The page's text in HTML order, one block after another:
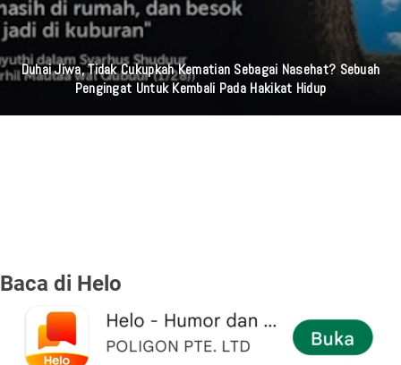
Duhai Jiwa, Tidak Cukupkah Kematian Sebagai Nasehat? Sebuah
Pengingat Untuk Kembali Pada Hakikat Hidup
Baca di Helo